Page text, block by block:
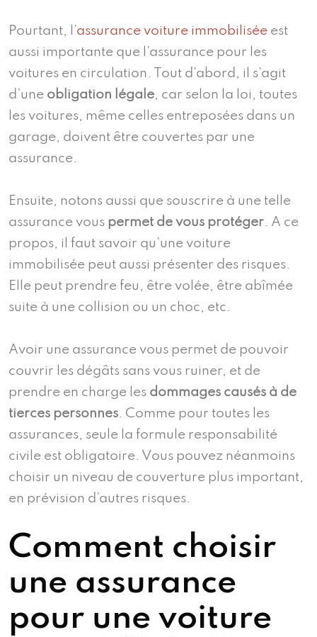
Pourtant, l’assurance voiture immobilisée est
aussi importante que l’assurance pour les
voitures en circulation. Tout d’abord, il s’agit
d’une obligation légale, car selon la loi, toutes
les voitures, même celles entreposées dans un
garage, doivent être couvertes par une
assurance.
Ensuite, notons aussi que souscrire à une telle
assurance vous permet de vous protéger. A ce
propos, il faut savoir qu’une voiture
immobilisée peut aussi présenter des risques.
Elle peut prendre feu, être volée, être abîmée
suite à une collision ou un choc, etc.
Avoir une assurance vous permet de pouvoir
couvrir les dégâts sans vous ruiner, et de
prendre en charge les dommages causés à de
tierces personnes. Comme pour toutes les
assurances, seule la formule responsabilité
civile est obligatoire. Vous pouvez néanmoins
choisir un niveau de couverture plus important,
en prévision d’autres risques.
Comment choisir
une assurance
pour une voiture